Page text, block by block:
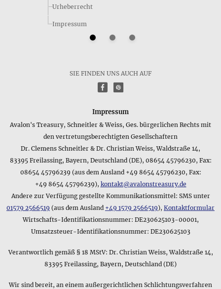
Welchen Lieferumfang hat das Produkt Glänzende Vielfalt •
Lieferumfang eine wichtige Rolle - dieser lautet
folgendermaßen: im 10,0 x 7,5 cm großen attraktiven
Wie lautet die Kurzangabe zum Gewicht für das Produkt
Glänzende Vielfalt • Babykette?
Folgendermaßen lautet die Kurzangabe zum Gewicht des
Produkts Glänzende Vielfalt • Babykette im Datenblatt: 7 g.
Bei diesem Gewicht kann es sich um das Gesamtgewicht inkl.
Verpackung handeln oder, wenn die Verpackung sehr leicht
ist, um das Reingewicht des Produkts - Näheres entnehmen
Sie bitte den Details am Anfang dieser Produktseite.
Können Sie eine genaue Angabe zum Gewicht des Produkts
Glänzende Vielfalt • Babykette machen?
Bitte beachten Sie bei den Gewichtsangaben in unserem
Onlineshop ob es sich um das Reingewicht des Produkts oder
Fällen geben wir beides an. Die Gewichtsangabe für das
Produkt Glänzende Vielfalt • Babykette lautet
Urheberrecht
Impressum
SIE FINDEN UNS AUCH AUF
f P
Impressum
Avalon's Treasury, Schneitler & Weiss, Ges. bürgerlichen Rechts mit
den vertretungsberechtigten Gesellschaftern
Dr. Clemens Schneitler & Dr. Christian Weiss, Waldstraße 14,
83395 Freilassing, Bayern, Deutschland (DE), 08654 45796230, Fax:
08654 45796239 (aus dem Ausland +49 8654 45796230, Fax:
+49 8654 45796239), kontakt@avalonstreasury.de
Andere zur Verfügung gestellte Kommunikationsmittel: SMS unter
01579 2566519 (aus dem Ausland +49 1579 2566519), Kontaktformular
Wirtschafts-Identifikationsnummer: DE230625103-00001,
Umsatzsteuer-Identifikationsnummer: DE230625103
Verantwortlich gemäß § 18 MStV: Dr. Christian Weiss, Waldstraße 14,
83395 Freilassing, Bayern, Deutschland (DE)
Wir sind bereit, an einem außergerichtlichen Schlichtungsverfahren